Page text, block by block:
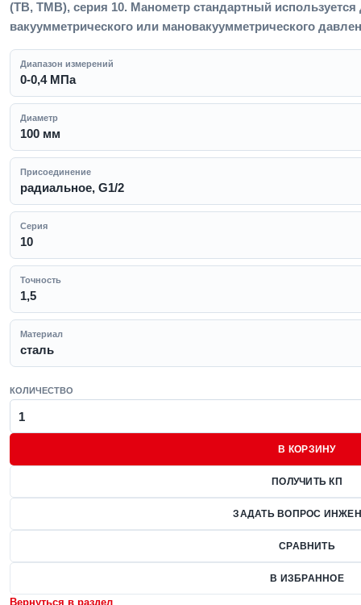
(ТВ, ТМВ), серия 10. Манометр стандартный
вакуумметрического или мановакуумметрического
Диапазон измерений
0-0,4 МПа
Диаметр
100 мм
Присоединение
радиальное, G1/2
Серия
10
Точность
1,5
Материал
сталь
КОЛИЧЕСТВО
В КОРЗИНУ
ПОЛУЧИТЬ КП
ЗАДАТЬ ВОПРОС
СРАВНИТЬ
В ИЗБРАННОЕ
Вернуться в раздел